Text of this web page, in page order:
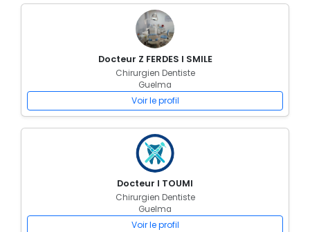
Docteur Z FERDES I SMILE
Chirurgien Dentiste
Guelma
Voir le profil
Docteur I TOUMI
Chirurgien Dentiste
Guelma
Voir le profil